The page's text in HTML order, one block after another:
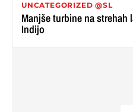
UNCATEGORIZED @SL
Manjše turbine na strehah
Indijo